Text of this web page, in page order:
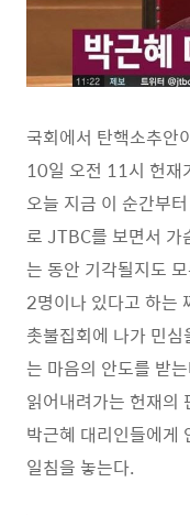
국회에서 탄핵소추
10일 오전 11시 헌재
오늘 지금 이 순간부
로 JTBC를 보면서 가
는 동안 기각될지도
2명이나 있다고 하는
촛불집회에 나가 민
는 마음의 안도를 받
읽어내려가는 헌재의
박근혜 대리인들에게
일침을 놓는다.